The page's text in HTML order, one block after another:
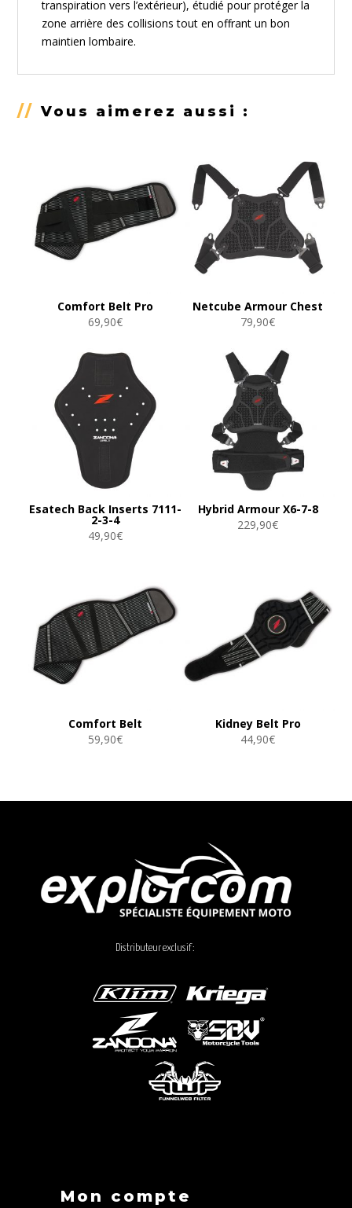
transpiration vers l’extérieur), étudié pour protéger la
zone arrière des collisions tout en offrant un bon
maintien lombaire.
//Vous aimerez aussi :
Comfort Belt Pro
69,90€
Netcube Armour Chest
79,90€
Esatech Back Inserts 7111-
2-3-4
49,90€
Hybrid Armour X6-7-8
229,90€
Comfort Belt
59,90€
Kidney Belt Pro
44,90€
Distributeur exclusif :
Mon compte